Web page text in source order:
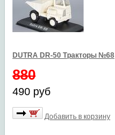
DUTRA DR-50 Тракторы №68
880
490 руб
Добавить в корзину